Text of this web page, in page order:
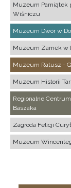
Muzeum Pamiątek
Wiśniczu
Muzeum Dwór w
Muzeum Zamek w
Muzeum Ratusz -
Muzeum Historii
Regionalne
Baszaka
Zagroda Felicji
Muzeum